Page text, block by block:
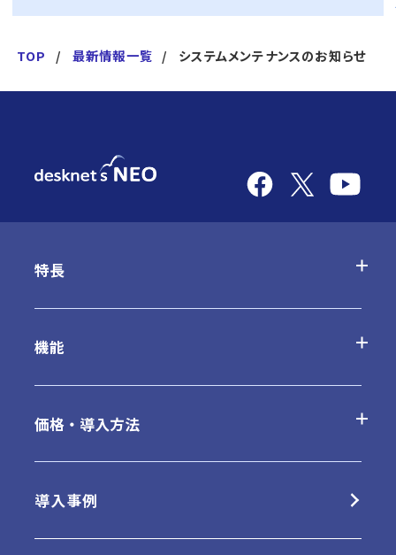
TOP 最新情報一覧 システムメンテナンスのお知らせ
特長
desknetʼs NEOの特長
クラウド版の特長
機能
基本機能一覧
連携ツール
価格・導入方法
クラウド版
導入事例